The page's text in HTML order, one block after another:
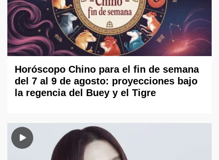
Horóscopo Chino para el fin de semana
del 7 al 9 de agosto: proyecciones bajo
la regencia del Buey y el Tigre